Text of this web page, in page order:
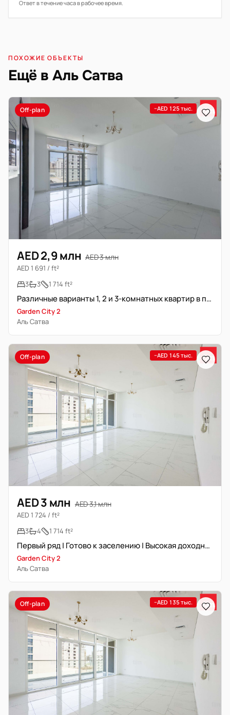
Ответ в течение часа в рабочее время.
ПОХОЖИЕ ОБЪЕКТЫ
Ещё в Аль Сатва
Off-plan −AED 125 тыс.
AED 2,9 млн AED 3 млн
AED 1 691 / ft²
3
3 1 714 ft²
Различные варианты 1, 2 и 3-комнатных квартир в продаже
Garden City 2
Аль Сатва
Off-plan −AED 145 тыс.
AED 3 млн AED 3,1 млн
AED 1 724 / ft²
3
4 1 714 ft²
Первый ряд | Готово к заселению | Высокая доходность
Garden City 2
Аль Сатва
Off-plan −AED 135 тыс.